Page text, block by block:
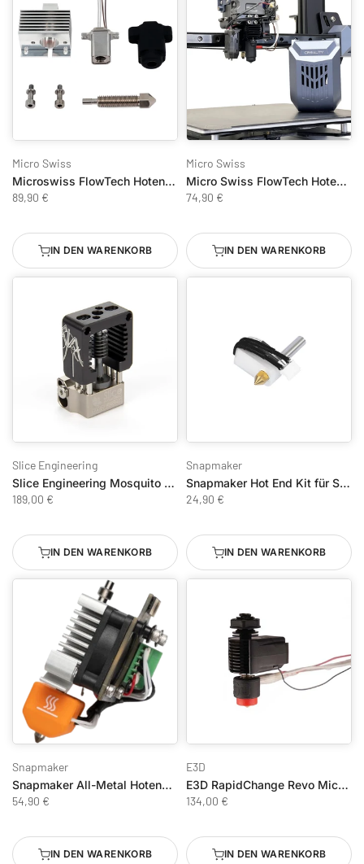
Micro Swiss
Microswiss FlowTech Hotend Bambu Lab X1/X1C - CM2 - Hartspitze - Standard Flow
89,90 €
IN DEN WARENKORB
Micro Swiss
Micro Swiss FlowTech Hotend für CR-10 SE
74,90 €
IN DEN WARENKORB
Slice Engineering
Slice Engineering Mosquito Hotend für 3D-Drucker
189,00 €
IN DEN WARENKORB
Snapmaker
Snapmaker Hot End Kit für Snapmaker 2.0
24,90 €
IN DEN WARENKORB
Snapmaker
Snapmaker All-Metal Hotend mit gehärteter Stahldüse (0,4 mm) – J1/J1s Rechts
54,90 €
IN DEN WARENKORB
E3D
E3D RapidChange Revo Micro 1.75mm Single Nozzle Kit
134,00 €
IN DEN WARENKORB